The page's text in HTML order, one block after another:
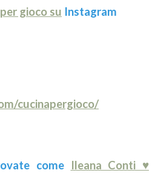
gioco su Instagram
cucinapergioco/
come Ileana Conti ♥